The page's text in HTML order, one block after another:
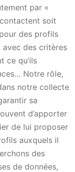
par «
soit
des profils
des critères
ce qu’ils
Notre rôle,
notre collecte
sa
d’apporter
de lui proposer
auxquels il
des
de données,